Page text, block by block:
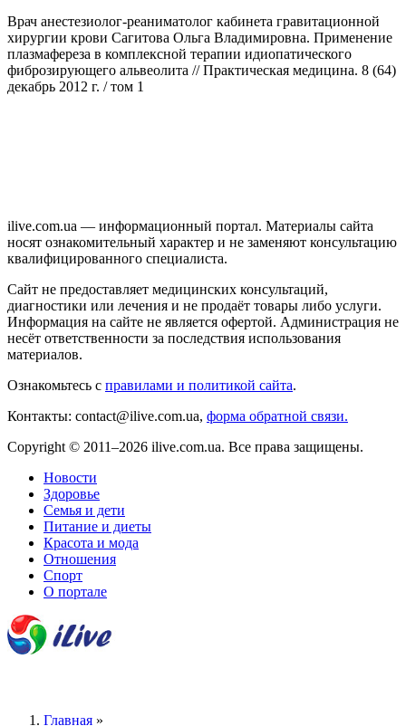
Врач анестезиолог-реаниматолог кабинета гравитационной
хирургии крови Сагитова Ольга Владимировна. Применение
плазмафереза в комплексной терапии идиопатического
фиброзирующего альвеолита // Практическая медицина. 8 (64)
декабрь 2012 г. / том 1
ilive.com.ua — информационный портал. Материалы сайта
носят ознакомительный характер и не заменяют консультацию
квалифицированного специалиста.
Сайт не предоставляет медицинских консультаций,
диагностики или лечения и не продаёт товары либо услуги.
Информация на сайте не является офертой. Администрация не
несёт ответственности за последствия использования
материалов.
Ознакомьтесь с правилами и политикой сайта.
Контакты: contact@ilive.com.ua, форма обратной связи.
Copyright © 2011–2026 ilive.com.ua. Все права защищены.
Новости
Здоровье
Семья и дети
Питание и диеты
Красота и мода
Отношения
Спорт
О портале
Главная »